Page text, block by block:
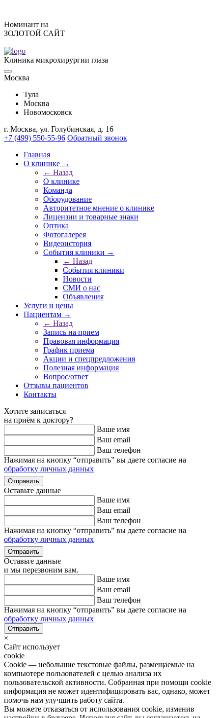
Номинант на
ЗОЛОТОЙ САЙТ
Клиника микрохирургии глаза
Москва
Тулa
Москва
Новомосковск
г. Москва, ул. Голубинская, д. 16
+7 (499) 550-55-96 Обратный звонок
Главная
О клинике →
← Назад
О клинике
Команда
Оборудование
Авторитетное мнение о клинике
Лицензии и товарные знаки
Оптика
Фотогалерея
Видеоистория
События клиники →
← Назад
События клиники
Новости
СМИ о нас
Объявления
Услуги и цены
Пациентам →
← Назад
Запись на прием
Правовая информация
График приема
Акции и спецпредложения
Полезная информация
Вопрос/ответ
Отзывы пациентов
Контакты
Хотите записаться
на приём к доктору?
Ваше имя
Ваш email
Ваш телефон
Нажимая на кнопку “отправить” вы даете согласие на
обработку личных данных
Оставьте данные
Ваше имя
Ваш email
Ваш телефон
Нажимая на кнопку “отправить” вы даете согласие на
обработку личных данных
Оставьте данные
и мы перезвоним вам.
Ваше имя
Ваш email
Ваш телефон
Нажимая на кнопку “отправить” вы даете согласие на
обработку личных данных
×
Сайт использует
cookie
Cookie — небольшие текстовые файлы, размещаемые на
компьютере пользователей с целью анализа их
пользовательской активности. Собранная при помощи cookie
информация не может идентифицировать вас, однако, может
помочь нам улучшить работу сайта.
Вы можете отказаться от использования cookie, изменив